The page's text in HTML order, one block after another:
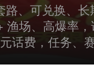
、可兑换、
场、高爆率
话费，任务、